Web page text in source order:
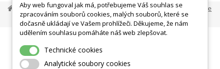
Posilování A Fitness Činky A Závaží
Medicinální Míče
Heavymed - Medicinball - 2 Kg
Aby web fungoval jak má, potřebujeme Váš souhlas se
zpracováním souborů cookies, malých souborů, které se
dočasně ukládají ve Vašem prohlížeči. Děkujeme, že nám
udělením souhlasu pomáháte náš web zlepšovat.
Technické cookies
Analytické soubory cookies